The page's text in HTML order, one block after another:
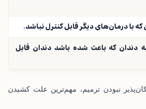
با درمان‌های دیگر قابل کنترل نباشد.
دندان که باعث شده باشد دندان قابل
نبودن ترمیم، مهم‌ترین علت کشیدن